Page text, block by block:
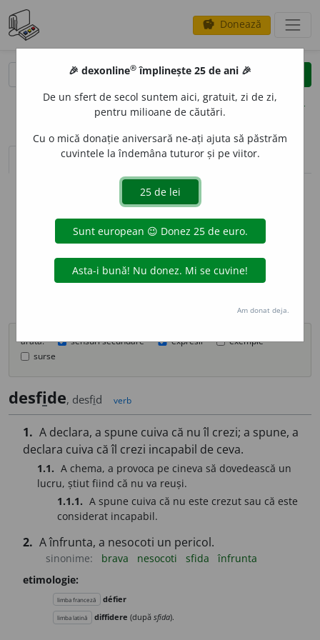
savings Donează
clear
opțiuni
sinteza definițiilor (1) definiții (16) conjugări
info
Aceste definiții sunt compilate de
echipa dexonline. Definițiile
originale se află pe filadefiniții.
preferințe
arată: sensuri secundare expresii
exemple
surse
desfide, desfid verb
1. A declara, a spune cuiva că nu îl crezi; a spune, a
declara cuiva că îl crezi incapabil de ceva.
1.1. A chema, a provoca pe cineva să dovedească un
lucru, știut fiind că nu va reuși.
1.1.1. A spune cuiva că nu este crezut sau că este
considerat incapabil.
2. A înfrunta, a nesocoti un pericol.
sinonime: brava nesocoti sfida
înfrunta
etimologie:
limba franceză défier
limba latină diffidere (după sfida).
🎉 dexonline® împlinește 25 de ani 🎉
De un sfert de secol suntem aici, gratuit, zi de zi,
pentru milioane de căutări.
Cu o mică donație aniversară ne-ați ajuta să păstrăm
cuvintele la îndemâna tuturor și pe viitor.
Am donat deja.